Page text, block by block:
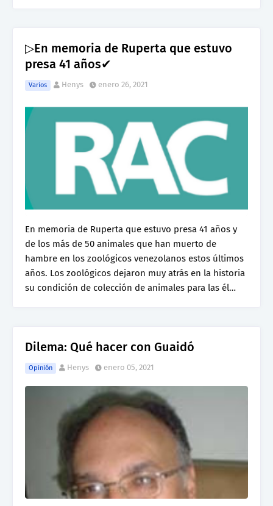
▷En memoria de Ruperta que estuvo
presa 41 años✔
Varios Henys enero 26, 2021
En memoria de Ruperta que estuvo presa 41 años y
de los más de 50 animales que han muerto de
hambre en los zoológicos venezolanos estos últimos
años. Los zoológicos dejaron muy atrás en la historia
su condición de colección de animales para las él…
Dilema: Qué hacer con Guaidó
Opinión Henys enero 05, 2021